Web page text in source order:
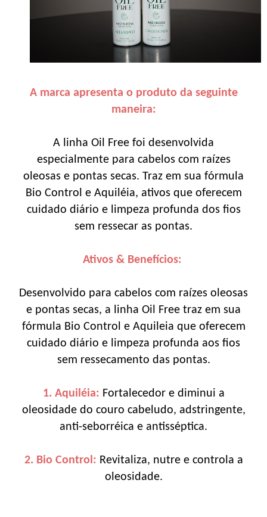
A marca apresenta o produto da seguinte
maneira:
A linha Oil Free foi desenvolvida
especialmente para cabelos com raízes
oleosas e pontas secas. Traz em sua fórmula
Bio Control e Aquiléia, ativos que oferecem
cuidado diário e limpeza profunda dos fios
sem ressecar as pontas.
Ativos & Benefícios:
Desenvolvido para cabelos com raízes oleosas
e pontas secas, a linha Oil Free traz em sua
fórmula Bio Control e Aquileia que oferecem
cuidado diário e limpeza profunda aos fios
sem ressecamento das pontas.
1. Aquiléia: Fortalecedor e diminui a
oleosidade do couro cabeludo, adstringente,
anti-seborréica e antisséptica.
2. Bio Control: Revitaliza, nutre e controla a
oleosidade.